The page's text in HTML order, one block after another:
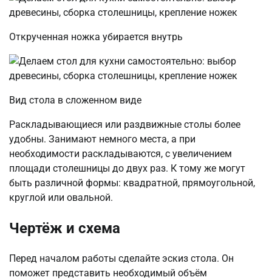
Открученная ножка убирается внутрь
Вид стола в сложенном виде
Раскладывающиеся или раздвижные столы более
удобны. Занимают немного места, а при
необходимости раскладываются, с увеличением
площади столешницы до двух раз. К тому же могут
быть различной формы: квадратной, прямоугольной,
круглой или овальной.
Чертёж и схема
Перед началом работы сделайте эскиз стола. Он
поможет представить необходимый объём